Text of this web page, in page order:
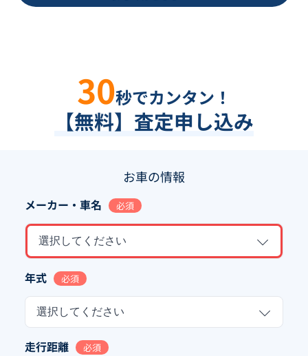
30秒でカンタン！
【無料】査定申し込み
お車の情報
メーカー・車名 必須
選択してください
年式 必須
選択してください
走行距離 必須